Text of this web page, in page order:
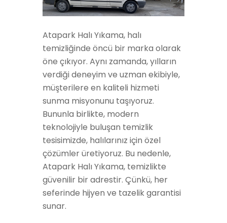
Atapark Halı Yıkama, halı
temizliğinde öncü bir marka olarak
öne çıkıyor. Aynı zamanda, yılların
verdiği deneyim ve uzman ekibiyle,
müşterilere en kaliteli hizmeti
sunma misyonunu taşıyoruz.
Bununla birlikte, modern
teknolojiyle buluşan temizlik
tesisimizde, halılarınız için özel
çözümler üretiyoruz. Bu nedenle,
Atapark Halı Yıkama, temizlikte
güvenilir bir adrestir. Çünkü, her
seferinde hijyen ve tazelik garantisi
sunar.